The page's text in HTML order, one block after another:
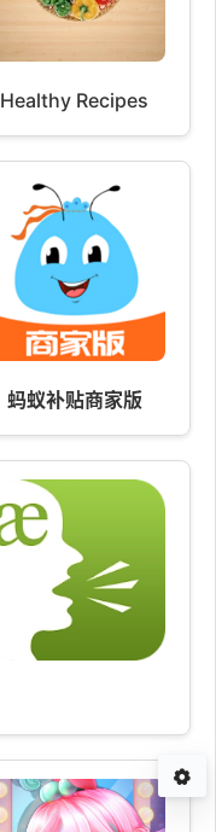
Healthy Recipes
蚂蚁补贴商家版